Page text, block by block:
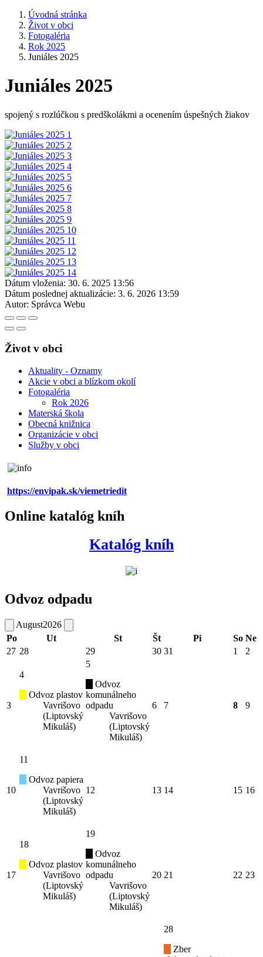
Úvodná stránka
Život v obci
Fotogaléria
Rok 2025
Juniáles 2025
Juniáles 2025
spojený s rozlúčkou s predškolákmi a ocenením úspešných žiakov
Dátum vloženia: 30. 6. 2025 13:56
Dátum poslednej aktualizácie: 3. 6. 2026 13:59
Autor: Správca Webu
Život v obci
Aktuality - Oznamy
Akcie v obci a blízkom okolí
Fotogaléria
Rok 2026
Materská škola
Obecná knižnica
Organizácie v obci
Služby v obci
https://envipak.sk/viemetriedit
Online katalóg kníh
Katalóg kníh
Odvoz odpadu
August2026
Po
Ut St Št Pi So Ne
27 28 29 30 31 1 2
3
4
Odvoz plastov
Vavrišovo
(Liptovský
Mikuláš)
5
Odvoz
komunálneho
odpadu
Vavrišovo
(Liptovský
Mikuláš)
6 7 8 9
10
11
Odvoz papiera
Vavrišovo
(Liptovský
Mikuláš)
12 13 14 15 16
17
18
Odvoz plastov
Vavrišovo
(Liptovský
Mikuláš)
19
Odvoz
komunálneho
odpadu
Vavrišovo
(Liptovský
Mikuláš)
20 21 22 23
28
Zber